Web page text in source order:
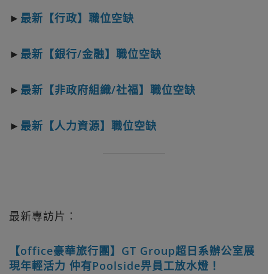
► 最新【行政】職位空缺
► 最新【銀行/金融】職位空缺
► 最新【非政府組織/社福】職位空缺
► 最新【人力資源】職位空缺
最新專訪片︰
【office豪華旅行團】GT Group超日系辦公室展
現年輕活力 仲有Poolside畀員工放水燈！